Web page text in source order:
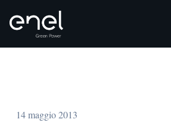
14 maggio 2013